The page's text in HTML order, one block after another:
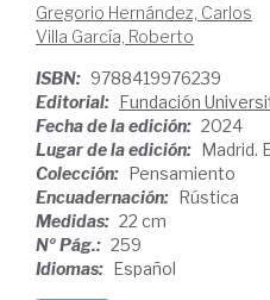
Gregorio Hernández, Carlos
Villa García, Roberto
ISBN: 9788419976239
Editorial: Fundación
Fecha de la edición: 2024
Lugar de la edición: Madrid.
Colección: Pensamiento
Encuadernación: Rústica
Medidas: 22 cm
Nº Pág.: 259
Idiomas: Español